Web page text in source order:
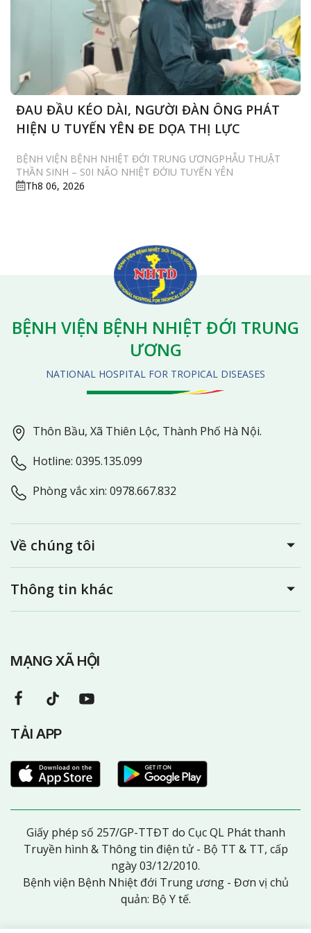
ĐAU ĐẦU KÉO DÀI, NGƯỜI ĐÀN ÔNG PHÁT
HIỆN U TUYẾN YÊN ĐE DỌA THỊ LỰC
BỆNH VIỆN BỆNH NHIỆT ĐỚI TRUNG ƯƠNGPHẪU THUẬT
THẦN SINH – S0I NÃO NHIỆT ĐỚIU TUYẾN YÊN
Th8 06, 2026
BỆNH VIỆN BỆNH NHIỆT ĐỚI TRUNG
ƯƠNG
NATIONAL HOSPITAL FOR TROPICAL DISEASES
Thôn Bầu, Xã Thiên Lộc, Thành Phố Hà Nội.
Hotline: 0395.135.099
Phòng vắc xin: 0978.667.832
Về chúng tôi
Thông tin khác
MẠNG XÃ HỘI
TẢI APP
Giấy phép số 257/GP-TTĐT do Cục QL Phát thanh
Truyền hình & Thông tin điện tử - Bộ TT & TT, cấp
ngày 03/12/2010.
Bệnh viện Bệnh Nhiệt đới Trung ương - Đơn vị chủ
quản: Bộ Y tế.